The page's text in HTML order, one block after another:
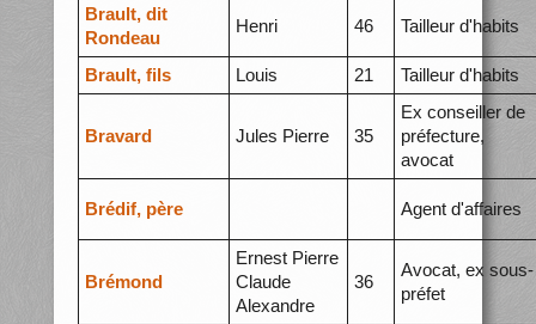
Brault, dit
Rondeau
Henri 46 Tailleur d'habits
Brault, fils Louis 21 Tailleur d'habits
Bravard Jules Pierre 35
Ex conseiller de
préfecture,
avocat
Brédif, père Agent d'affaires
Brémond
Ernest Pierre
Claude
Alexandre
36
Avocat, ex sous-
préfet